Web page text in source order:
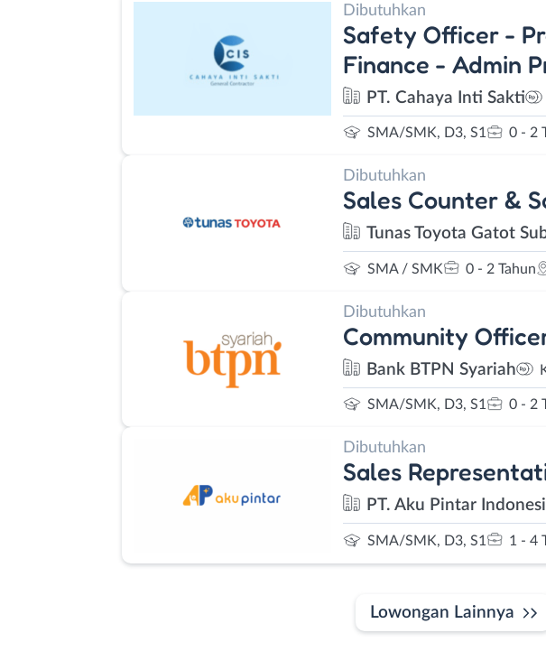
Dibutuhkan
Safety Officer -
Finance - Admin
PT. Cahaya Inti Sakti
SMA/SMK, D3, S1 0 - 2
Dibutuhkan
Sales Counter &
Tunas Toyota Gatot
SMA / SMK 0 - 2 Tahun
Dibutuhkan
Community
Bank BTPN Syariah
SMA/SMK, D3, S1 0 - 2
Dibutuhkan
Sales
PT. Aku Pintar
SMA/SMK, D3, S1 1 - 4
Lowongan Lainnya